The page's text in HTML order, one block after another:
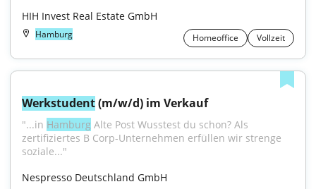
HIH Invest Real Estate GmbH
Hamburg Homeoffice Vollzeit
Werkstudent (m/w/d) im Verkauf
"...in Hamburg Alte Post Wusstest du schon? Als
zertifiziertes B Corp-Unternehmen erfüllen wir strenge
soziale..."
Nespresso Deutschland GmbH